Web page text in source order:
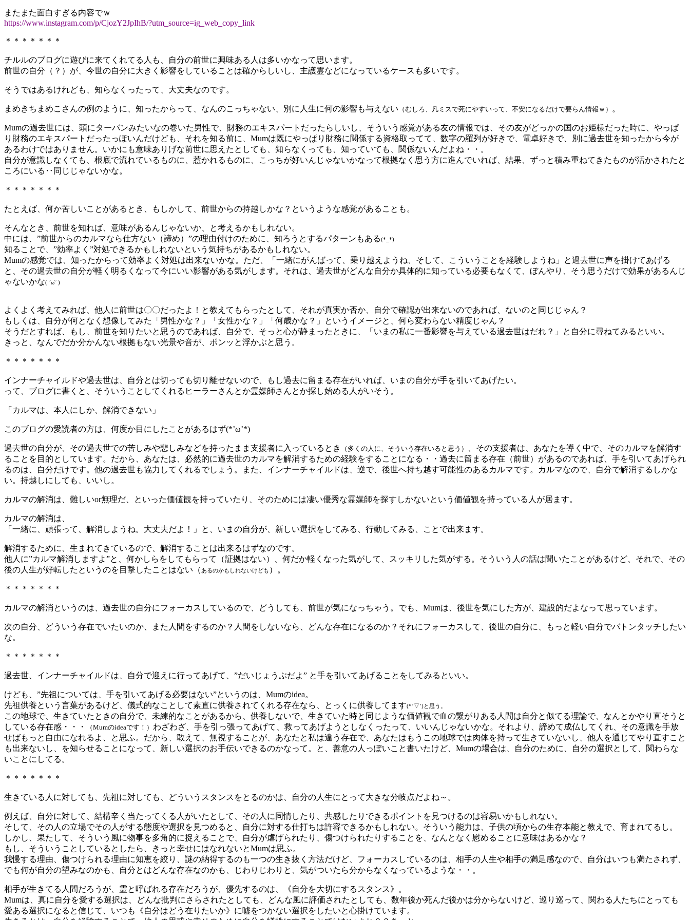
またまた面白すぎる内容でｗ
https://www.instagram.com/p/CjozY2JpIhB/?utm_source=ig_web_copy_link
＊＊＊＊＊＊＊
チルルのブログに遊びに来てくれてる人も、自分の前世に興味ある人は多いかなって思います。
前世の自分（？）が、今世の自分に大きく影響をしていることは確からしいし、主護霊などになっているケースも多いです。
そうではあるけれども、知らなくったって、大丈夫なのです。
まめきちまめこさんの例のように、知ったからって、なんのこっちゃない、別に人生に何の影響も与えない （むしろ、凡ミスで死にやすいって、不安になるだけで要らん情報ｗ） 。
Mumの過去世には、頭にターバンみたいなの巻いた男性で、財務のエキスパートだったらしいし、そういう感覚がある友の情報では、その友がどっかの国のお姫様だった時に、やっぱ
り財務のエキスパートだったっぽいんだけども、それを知る前に、Mumは既にやっぱり財務に関係する資格取ってて、数字の羅列が好きで、電卓好きで、別に過去世を知ったから今が
あるわけではありません。いかにも意味ありげな前世に思えたとしても、知らなくっても、知っていても、関係ないんだよね・・。
自分が意識しなくても、根底で流れているものに、惹かれるものに、こっちが好いんじゃないかなって根拠なく思う方に進んでいれば、結果、ずっと積み重ねてきたものが活かされたと
ころにいる‥同じじゃないかな。
＊＊＊＊＊＊＊
たとえば、何か苦しいことがあるとき、もしかして、前世からの持越しかな？というような感覚があることも。
そんなとき、前世を知れば、意味があるんじゃないか、と考えるかもしれない。
中には、”前世からのカルマなら仕方ない（諦め）”の理由付けのために、知ろうとするパターンもある(*_*)
知ることで、”効率よく”対処できるかもしれないという気持ちがあるかもしれない。
Mumの感覚では、知ったからって効率よく対処は出来ないかな。ただ、「一緒にがんばって、乗り越えようね、そして、こういうことを経験しようね」と過去世に声を掛けてあげる
と、その過去世の自分が軽く明るくなって今にいい影響がある気がします。それは、過去世がどんな自分か具体的に知っている必要もなくて、ぼんやり、そう思うだけで効果があるんじ
ゃないかな( ˘ω˘ )
よくよく考えてみれば、他人に前世は〇〇だったよ！と教えてもらったとして、それが真実か否か、自分で確認が出来ないのであれば、ないのと同じじゃん？
もしくは、自分が何となく想像してみた「男性かな？」「女性かな？」「何歳かな？」というイメージと、何ら変わらない精度じゃん？
そうだとすれば、もし、前世を知りたいと思うのであれば、自分で、そっと心が静まったときに、「いまの私に一番影響を与えている過去世はだれ？」と自分に尋ねてみるといい。
きっと、なんでだか分かんない根拠もない光景や音が、ポンッと浮かぶと思う。
＊＊＊＊＊＊＊
インナーチャイルドや過去世は、自分とは切っても切り離せないので、もし過去に留まる存在がいれば、いまの自分が手を引いてあげたい。
って、ブログに書くと、そういうことしてくれるヒーラーさんとか霊媒師さんとか探し始める人がいそう。
「カルマは、本人にしか、解消できない」
このブログの愛読者の方は、何度か目にしたことがあるはず(*’ω’*)
過去世の自分が、その過去世での苦しみや悲しみなどを持ったまま支援者に入っているとき （多くの人に、そういう存在いると思う）
、その支援者は、あなたを導く中で、そのカルマを解消す
ることを目的としています。だから、あなたは、必然的に過去世のカルマを解消するための経験をすることになる・・過去に留まる存在（前世）があるのであれば、手を引いてあげられ
るのは、自分だけです。他の過去世も協力してくれるでしょう。また、インナーチャイルドは、逆で、後世へ持ち越す可能性のあるカルマです。カルマなので、自分で解消するしかな
い。持越しにしても、いいし。
カルマの解消は、難しいor無理だ、といった価値観を持っていたり、そのためには凄い優秀な霊媒師を探すしかないという価値観を持っている人が居ます。
カルマの解消は、
「一緒に、頑張って、解消しようね。大丈夫だよ！」と、いまの自分が、新しい選択をしてみる、行動してみる、ことで出来ます。
解消するために、生まれてきているので、解消することは出来るはずなのです。
他人に”カルマ解消しますよ”と、何かしらをしてもらって（証拠はない）、何だか軽くなった気がして、スッキリした気がする。そういう人の話は聞いたことがあるけど、それで、その
後の人生が好転したというのを目撃したことはない（ あるのかもしれないけども ）。
＊＊＊＊＊＊＊
カルマの解消というのは、過去世の自分にフォーカスしているので、どうしても、前世が気になっちゃう。でも、Mumは、後世を気にした方が、建設的だよなって思っています。
次の自分、どういう存在でいたいのか、また人間をするのか？人間をしないなら、どんな存在になるのか？それにフォーカスして、後世の自分に、もっと軽い自分でバトンタッチしたい
な。
＊＊＊＊＊＊＊
過去世、インナーチャイルドは、自分で迎えに行ってあげて、”だいじょうぶだよ” と手を引いてあげることをしてみるといい。
けども、”先祖については、手を引いてあげる必要はない”というのは、Mumのidea。
先祖供養という言葉があるけど、儀式的なことして素直に供養されてくれる存在なら、とっくに供養してます(*’▽’)と思う。
この地球で、生きていたときの自分で、未練的なことがあるから、供養しないで、生きていた時と同じような価値観で血の繋がりある人間は自分と似てる理論で、なんとかやり直そうと
している存在感・・・
（Mumのideaです！） わざわざ、手を引っ張ってあげて、救ってあげようとしなくったって、いいんじゃないかな。それより、諦めて成仏してくれ、その意識を手放
せばもっと自由になれるよ、と思ふ。だから、敢えて、無視することが、あなたと私は違う存在で、あなたはもうこの地球では肉体を持って生きていないし、他人を通じてやり直すこと
も出来ないし、を知らせることになって、新しい選択のお手伝いできるのかなって。と、善意の人っぽいこと書いたけど、Mumの場合は、自分のために、自分の選択として、関わらな
いことにしてる。
＊＊＊＊＊＊＊
生きている人に対しても、先祖に対しても、どういうスタンスをとるのかは、自分の人生にとって大きな分岐点だよね～。
例えば、自分に対して、結構辛く当たってくる人がいたとして、その人に同情したり、共感したりできるポイントを見つけるのは容易いかもしれない。
そして、その人の立場でその人がする態度や選択を見つめると、自分に対する仕打ちは許容できるかもしれない。そういう能力は、子供の頃からの生存本能と教えで、育まれてるし。
しかし、果たして、そういう風に物事を多角的に捉えることで、自分が虐げられたり、傷つけられたりすることを、なんとなく慰めることに意味はあるかな？
もし、そういうことしているとしたら、きっと幸せにはなれないとMumは思ふ。
我慢する理由、傷つけられる理由に知恵を絞り、謎の納得するのも一つの生き抜く方法だけど、フォーカスしているのは、相手の人生や相手の満足感なので、自分はいつも満たされず、
でも何が自分の望みなのかも、自分とはどんな存在なのかも、じわりじわりと、気がついたら分からなくなっているような・・。
相手が生きてる人間だろうが、霊と呼ばれる存在だろうが、優先するのは、《自分を大切にするスタンス》。
Mumは、真に自分を愛する選択は、どんな批判にさらされたとしても、どんな風に評価されたとしても、数年後か死んだ後かは分からないけど、巡り巡って、関わる人たちにとっても
愛ある選択になると信じて、いつも《自分はどう在りたいか》に嘘をつかない選択をしたいと心掛けています。